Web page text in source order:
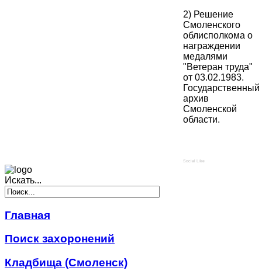
2) Решение
Смоленского
облисполкома о
награждении
медалями
"Ветеран труда"
от 03.02.1983.
Государственный
архив
Смоленской
области.
Social Like
Искать...
Главная
Поиск захоронений
Кладбища (Смоленск)